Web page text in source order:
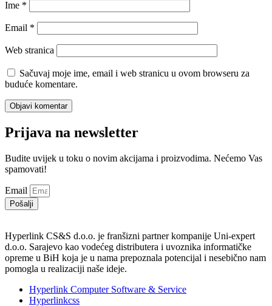
Ime *
Email *
Web stranica
Sačuvaj moje ime, email i web stranicu u ovom browseru za
buduće komentare.
Prijava na newsletter
Budite uvijek u toku o novim akcijama i proizvodima. Nećemo Vas
spamovati!
Email
Pošalji
Hyperlink CS&S d.o.o. je franšizni partner kompanije Uni-expert
d.o.o. Sarajevo kao vodećeg distributera i uvoznika informatičke
opreme u BiH koja je u nama prepoznala potencijal i nesebično nam
pomogla u realizaciji naše ideje.
Hyperlink Computer Software & Service
Hyperlinkcss